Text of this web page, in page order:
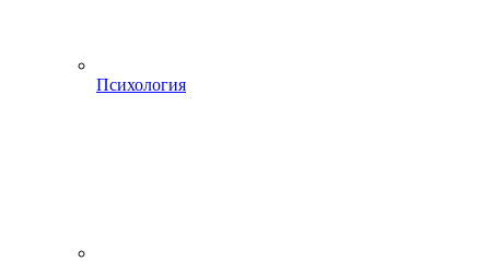
Психология